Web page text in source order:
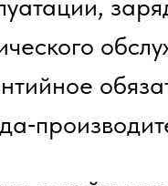
в техцентр
понимание